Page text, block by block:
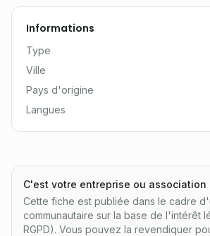
Informations
Type
Ville
Pays d'origine
Langues
C'est votre entreprise ou association
Cette fiche est publiée dans le cadre
communautaire sur la base de l'intérêt
RGPD). Vous pouvez la revendiquer